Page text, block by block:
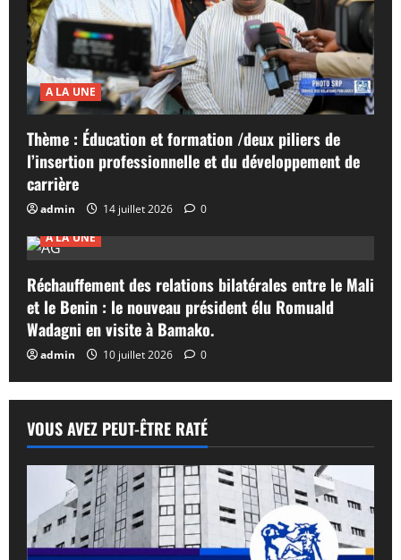
A LA UNE
Thème : Éducation et formation /deux piliers de
l’insertion professionnelle et du développement de
carrière
admin 14 juillet 2026
0
A LA UNE
Réchauffement des relations bilatérales entre le Mali
et le Benin : le nouveau président élu Romuald
Wadagni en visite à Bamako.
admin 10 juillet 2026 0
VOUS AVEZ PEUT-ÊTRE RATÉ